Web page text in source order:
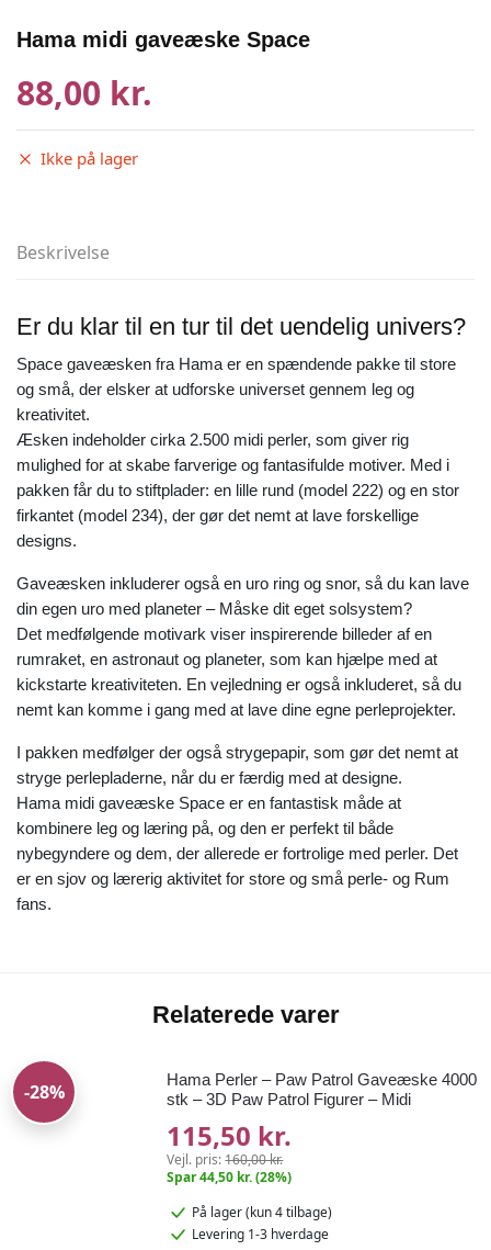
Hama midi gaveæske Space
88,00 kr.
Ikke på lager
Beskrivelse
Er du klar til en tur til det uendelig univers?
Space gaveæsken fra Hama er en spændende pakke til store
og små, der elsker at udforske universet gennem leg og
kreativitet.
Æsken indeholder cirka 2.500 midi perler, som giver rig
mulighed for at skabe farverige og fantasifulde motiver. Med i
pakken får du to stiftplader: en lille rund (model 222) og en stor
firkantet (model 234), der gør det nemt at lave forskellige
designs.
Gaveæsken inkluderer også en uro ring og snor, så du kan lave
din egen uro med planeter – Måske dit eget solsystem?
Det medfølgende motivark viser inspirerende billeder af en
rumraket, en astronaut og planeter, som kan hjælpe med at
kickstarte kreativiteten. En vejledning er også inkluderet, så du
nemt kan komme i gang med at lave dine egne perleprojekter.
I pakken medfølger der også strygepapir, som gør det nemt at
stryge perlepladerne, når du er færdig med at designe.
Hama midi gaveæske Space er en fantastisk måde at
kombinere leg og læring på, og den er perfekt til både
nybegyndere og dem, der allerede er fortrolige med perler. Det
er en sjov og lærerig aktivitet for store og små perle- og Rum
fans.
Relaterede varer
-28%
Hama Perler – Paw Patrol Gaveæske 4000
stk – 3D Paw Patrol Figurer – Midi
115,50 kr.
Vejl. pris:160,00 kr.
Spar 44,50 kr. (28%)
På lager(kun 4 tilbage)
Levering 1-3 hverdage